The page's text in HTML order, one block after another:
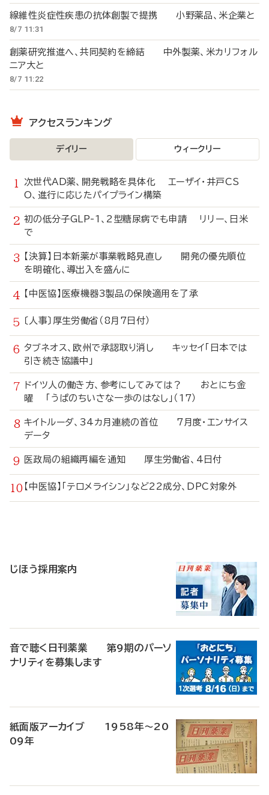
線維性炎症性疾患の抗体創製で提携 小野薬品、米企業と
8/7 11:31
創薬研究推進へ、共同契約を締結 中外製薬、米カリフォル
ニア大と
8/7 11:22
アクセスランキング
デイリー ウィークリー
次世代AD薬、開発戦略を具体化 エーザイ・井戸CS
O、進行に応じたパイプライン構築
初の低分子GLP-1、2型糖尿病でも申請 リリー、日米
で
【決算】日本新薬が事業戦略見直し 開発の優先順位
を明確化、導出入を盛んに
【中医協】医療機器3製品の保険適用を了承
〔人事〕厚生労働省（8月7日付）
タブネオス、欧州で承認取り消し キッセイ「日本では
引き続き協議中」
ドイツ人の働き方、参考にしてみては？ おとにち金
曜 「うぱのちいさな一歩のはなし」（17）
キイトルーダ、34カ月連続の首位 7月度・エンサイス
データ
医政局の組織再編を通知 厚生労働省、4日付
【中医協】「テロメライシン」など22成分、DPC対象外
じほう採用案内
音で聴く日刊薬業 第9期のパーソ
ナリティを募集します
紙面版アーカイブ 1958年～20
09年